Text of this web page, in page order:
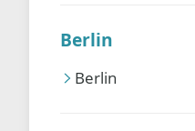
Berlin
Berlin